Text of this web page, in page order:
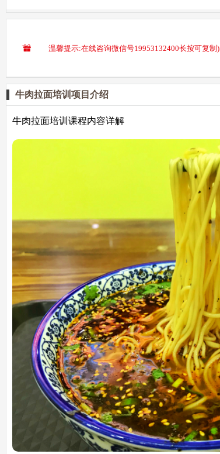
温馨提示:在线咨询微信号19953132400长按可复制).
牛肉拉面培训项目介绍
牛肉拉面培训课程内容详解